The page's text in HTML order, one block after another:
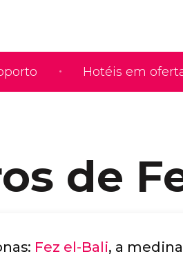
Hotéis em
de
Fez el-Bali, a medina